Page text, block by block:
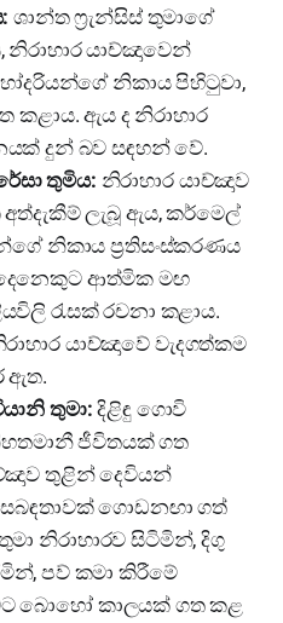
ශාන්ත ෆ්‍රැන්සිස් තුමාගේ
යාච්ඤාවෙන්
නිකාය පිහිටුවා,
ඇය ද නිරාහාර
දුන් බව සඳහන් වේ.
තුමිය: නිරාහාර යාච්ඤාව
ලැබූ ඇය, කර්මෙල්
නිකාය ප්‍රතිසංස්කරණය
ආත්මික මඟ
රැසක් රචනා කළාය.
යාච්ඤාවේ වැදගත්කම
ඇත.
තුමා: දිළිඳු ගොවි
ජීවිතයක් ගත
තුළින් දෙවියන්
ගොඩනඟා ගත්
නිරාහාරව සිටිමින්, දිගු
පව් කමා කිරීමේ
බොහෝ කාලයක් ගත කළ